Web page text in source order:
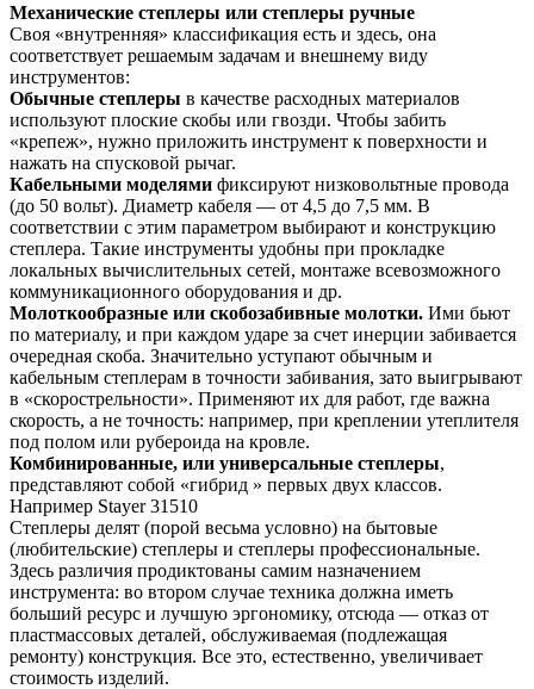
Механические степлеры или степлеры ручные
Своя «внутренняя» классификация есть и здесь, она
соответствует решаемым задачам и внешнему виду
инструментов:
Обычные степлеры в качестве расходных материалов
используют плоские скобы или гвозди. Чтобы забить
«крепеж», нужно приложить инструмент к поверхности и
нажать на спусковой рычаг.
Кабельными моделями фиксируют низковольтные провода
(до 50 вольт). Диаметр кабеля — от 4,5 до 7,5 мм. В
соответствии с этим параметром выбирают и конструкцию
степлера. Такие инструменты удобны при прокладке
локальных вычислительных сетей, монтаже всевозможного
коммуникационного оборудования и др.
Молоткообразные или скобозабивные молотки. Ими бьют
по материалу, и при каждом ударе за счет инерции забивается
очередная скоба. Значительно уступают обычным и
кабельным степлерам в точности забивания, зато выигрывают
в «скорострельности». Применяют их для работ, где важна
скорость, а не точность: например, при креплении утеплителя
под полом или рубероида на кровле.
Комбинированные, или универсальные степлеры,
представляют собой «гибрид » первых двух классов.
Например Stayer 31510
Cтеплеры делят (порой весьма условно) на бытовые
(любительские) степлеры и степлеры профессиональные.
Здесь различия продиктованы самим назначением
инструмента: во втором случае техника должна иметь
больший ресурс и лучшую эргономику, отсюда — отказ от
пластмассовых деталей, обслуживаемая (подлежащая
ремонту) конструкция. Все это, естественно, увеличивает
стоимость изделий.